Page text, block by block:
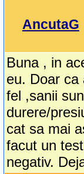
AncutaG
Buna , in
eu. Doar ca
fel ,sanii
durere/
cat sa mai
facut un
negativ.